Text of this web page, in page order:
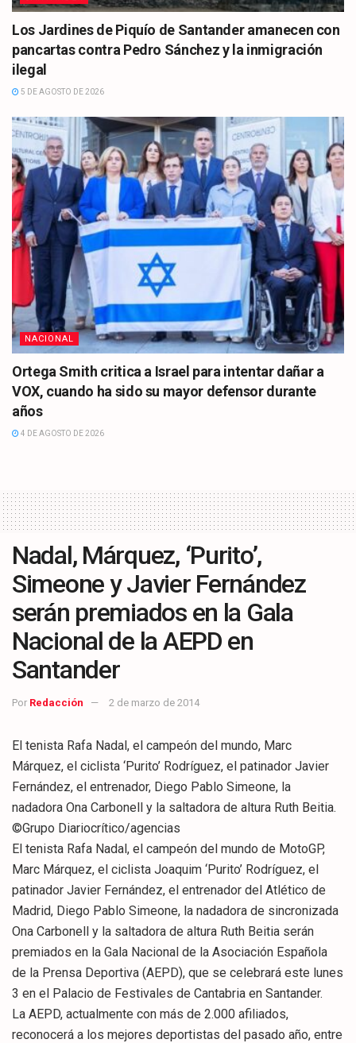
Los Jardines de Piquío de Santander amanecen con
pancartas contra Pedro Sánchez y la inmigración
ilegal
5 DE AGOSTO DE 2026
NACIONAL
Ortega Smith critica a Israel para intentar dañar a
VOX, cuando ha sido su mayor defensor durante
años
4 DE AGOSTO DE 2026
Nadal, Márquez, ‘Purito’,
Simeone y Javier Fernández
serán premiados en la Gala
Nacional de la AEPD en
Santander
Por Redacción 2 de marzo de 2014
El tenista Rafa Nadal, el campeón del mundo, Marc
Márquez, el ciclista ‘Purito’ Rodríguez, el patinador Javier
Fernández, el entrenador, Diego Pablo Simeone, la
nadadora Ona Carbonell y la saltadora de altura Ruth Beitia.
©Grupo Diariocrítico/agencias
El tenista Rafa Nadal, el campeón del mundo de MotoGP,
Marc Márquez, el ciclista Joaquim ‘Purito’ Rodríguez, el
patinador Javier Fernández, el entrenador del Atlético de
Madrid, Diego Pablo Simeone, la nadadora de sincronizada
Ona Carbonell y la saltadora de altura Ruth Beitia serán
premiados en la Gala Nacional de la Asociación Española
de la Prensa Deportiva (AEPD), que se celebrará este lunes
3 en el Palacio de Festivales de Cantabria en Santander.
La AEPD, actualmente con más de 2.000 afiliados,
reconocerá a los mejores deportistas del pasado año, entre